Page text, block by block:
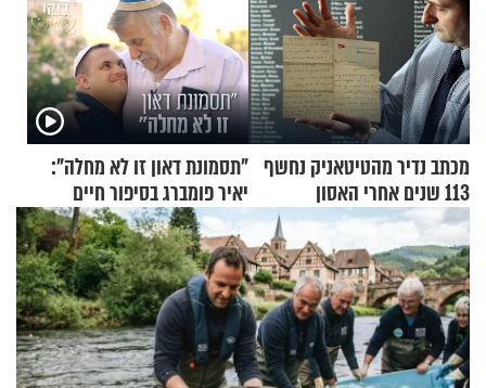
מכתב נדיר מהטיטאניק נחשף
113 שנים אחרי האסון
"תסמונת דאון זו לא מחלה":
יאיר פומברג בסיפור חיים
מעורר השראה